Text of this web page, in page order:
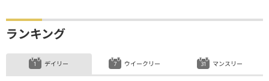
ランキング
デイリー ウイークリー マンスリー